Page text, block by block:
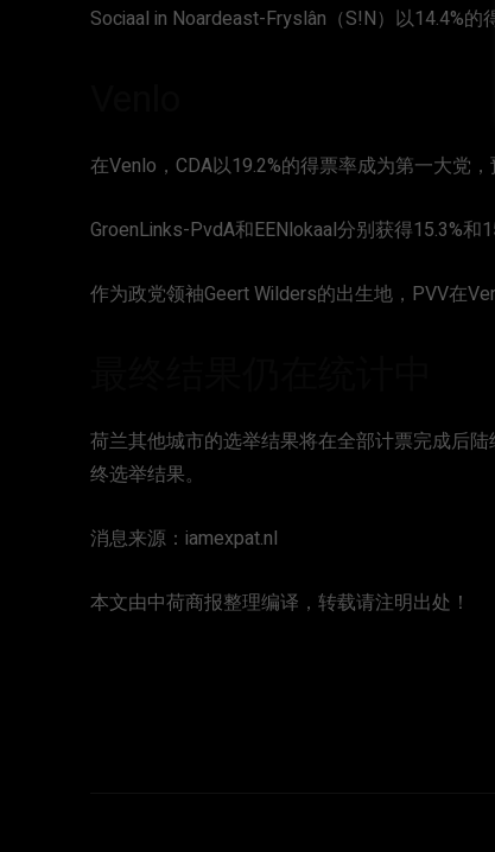
Sociaal in Noardeast-Fryslân（S!N）以14.4%
在Venlo，CDA以19.2%的得票率成为第一大党，
GroenLinks-PvdA和EENlokaal分别获得15.3%和
作为政党领袖Geert Wilders的出生地，PVV在
荷兰其他城市的选举结果将在全部计票完成后
终选举结果。
消息来源：iamexpat.nl
本文由中荷商报整理编译，转载请注明出处！